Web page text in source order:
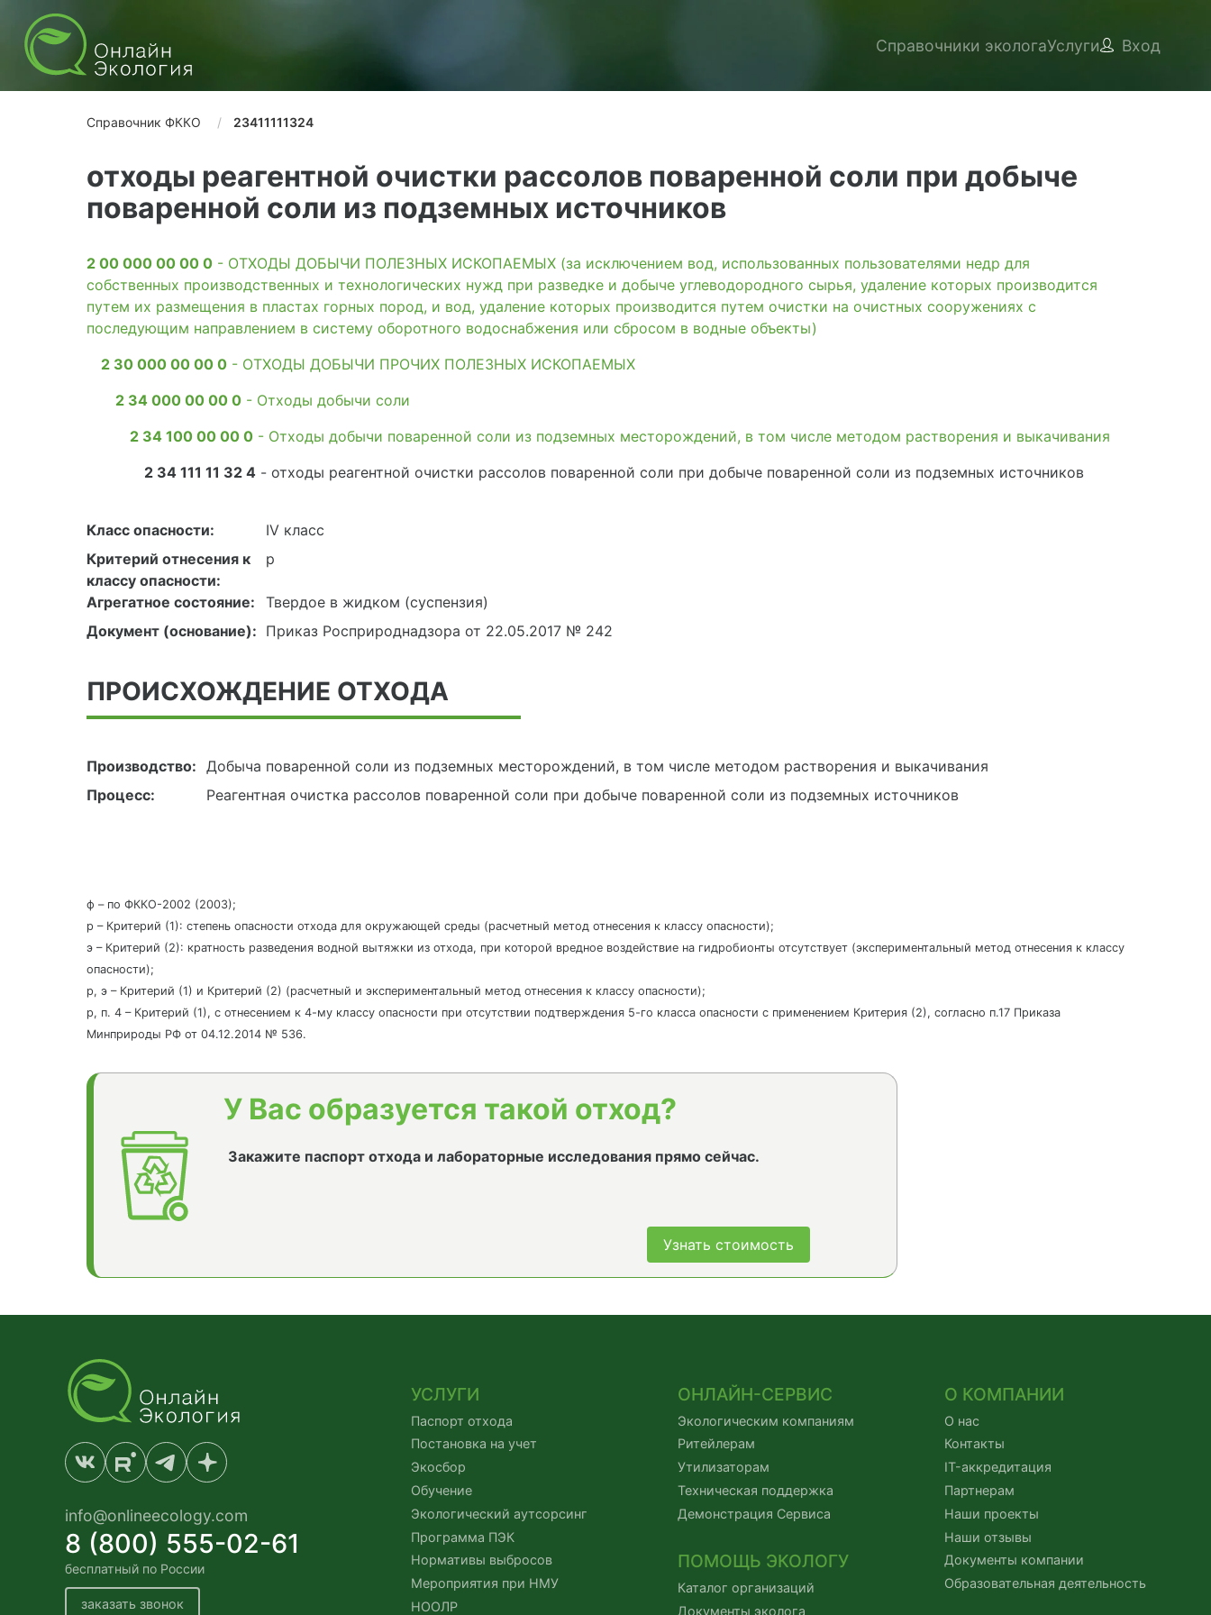
Справочники экологаУслуги Вход
Справочник ФККО 23411111324
отходы реагентной очистки рассолов поваренной соли при добыче
поваренной соли из подземных источников
2 00 000 00 00 0 - ОТХОДЫ ДОБЫЧИ ПОЛЕЗНЫХ ИСКОПАЕМЫХ (за исключением вод, использованных пользователями недр для
собственных производственных и технологических нужд при разведке и добыче углеводородного сырья, удаление которых производится
путем их размещения в пластах горных пород, и вод, удаление которых производится путем очистки на очистных сооружениях с
последующим направлением в систему оборотного водоснабжения или сбросом в водные объекты)
2 30 000 00 00 0 - ОТХОДЫ ДОБЫЧИ ПРОЧИХ ПОЛЕЗНЫХ ИСКОПАЕМЫХ
2 34 000 00 00 0 - Отходы добычи соли
2 34 100 00 00 0 - Отходы добычи поваренной соли из подземных месторождений, в том числе методом растворения и выкачивания
2 34 111 11 32 4 - отходы реагентной очистки рассолов поваренной соли при добыче поваренной соли из подземных источников
Класс опасности:
IV класс
Критерий отнесения к
классу опасности:
р
Агрегатное состояние:
Твердое в жидком (суспензия)
Документ (основание): Приказ Росприроднадзора от 22.05.2017 № 242
ПРОИСХОЖДЕНИЕ ОТХОДА
Производство: Добыча поваренной соли из подземных месторождений, в том числе методом растворения и выкачивания
Процесс:
Реагентная очистка рассолов поваренной соли при добыче поваренной соли из подземных источников
ф – по ФККО-2002 (2003);
р – Критерий (1): степень опасности отхода для окружающей среды (расчетный метод отнесения к классу опасности);
э – Критерий (2): кратность разведения водной вытяжки из отхода, при которой вредное воздействие на гидробионты отсутствует (экспериментальный метод отнесения к классу
опасности);
р, э – Критерий (1) и Критерий (2) (расчетный и экспериментальный метод отнесения к классу опасности);
р, п. 4 – Критерий (1), с отнесением к 4-му классу опасности при отсутствии подтверждения 5-го класса опасности с применением Критерия (2), согласно п.17 Приказа
Минприроды РФ от 04.12.2014 № 536.
У Вас образуется такой отход?
Закажите паспорт отхода и лабораторные исследования прямо сейчас.
Узнать стоимость
info@onlineecology.com
8 (800) 555-02-61
бесплатный по России
заказать звонок
УСЛУГИ
Паспорт отхода
Постановка на учет
Экосбор
Обучение
Экологический аутсорсинг
Программа ПЭК
Нормативы выбросов
Мероприятия при НМУ
НООЛР
ОНЛАЙН-СЕРВИС
Экологическим компаниям
Ритейлерам
Утилизаторам
Техническая поддержка
Демонстрация Сервиса
ПОМОЩЬ ЭКОЛОГУ
Каталог организаций
Документы эколога
О КОМПАНИИ
О нас
Контакты
IT-аккредитация
Партнерам
Наши проекты
Наши отзывы
Документы компании
Образовательная деятельность